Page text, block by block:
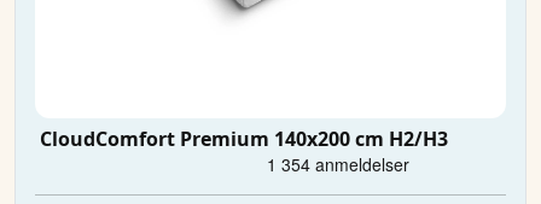
CloudComfort Premium 140x200 cm H2/H3